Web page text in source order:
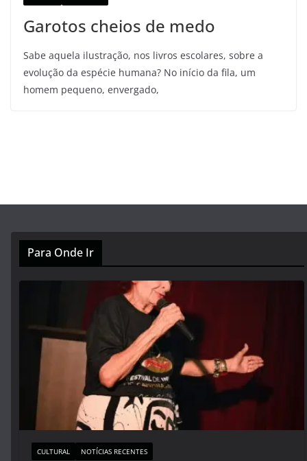
Garotos cheios de medo
Sabe aquela ilustração, nos livros escolares, sobre a
evolução da espécie humana? No início da fila, um
homem pequeno, envergado,
Para Onde Ir
CULTURAL NOTÍCIAS RECENTES